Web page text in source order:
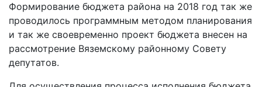
Формирование бюджета района на 2018 год так же
проводилось программным методом планирования
и так же своевременно проект бюджета внесен на
рассмотрение Вяземскому районному Совету
депутатов.